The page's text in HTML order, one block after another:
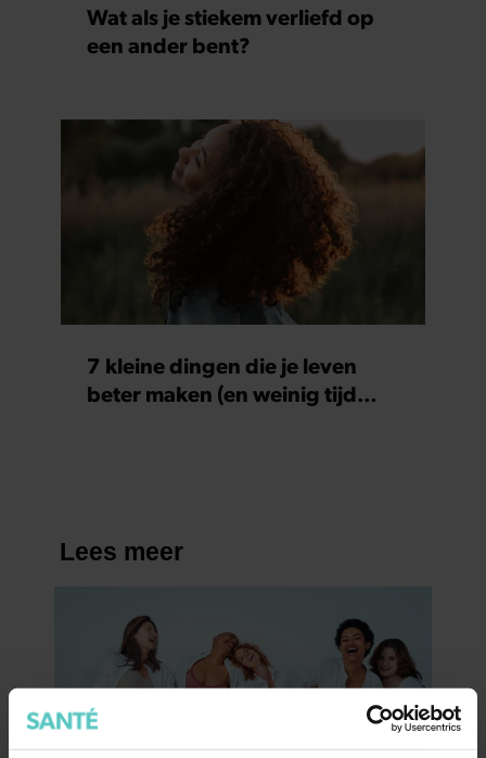
Wat als je stiekem verliefd op
een ander bent?
7 kleine dingen die je leven
beter maken (en weinig tijd